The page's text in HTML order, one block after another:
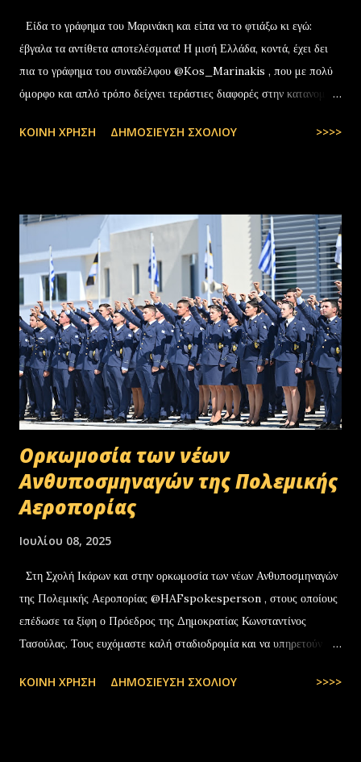
Είδα το γράφημα του Μαρινάκη και είπα να το φτιάξω κι εγώ:
έβγαλα τα αντίθετα αποτελέσματα! Η μισή Ελλάδα, κοντά, έχει δει
πια το γράφημα του συναδέλφου @Kos_Marinakis , που με πολύ
όμορφο και απλό τρόπο δείχνει τεράστιες διαφορές στην κατανομή
— Stefanos Tyros (@StefanosTyros) July 11, 2025
ΚΟΙΝΉ ΧΡΉΣΗ ΔΗΜΟΣΊΕΥΣΗ ΣΧΟΛΊΟΥ >>>>
Oρκωμοσία των νέων
Ανθυποσμηναγών της Πολεμικής
Αεροπορίας
Ιουλίου 08, 2025
Στη Σχολή Ικάρων και στην ορκωμοσία των νέων Ανθυποσμηναγών
της Πολεμικής Αεροπορίας @HAFspokesperson , στους οποίους
επέδωσε τα ξίφη ο Πρόεδρος της Δημοκρατίας Κωνσταντίνος
Τασούλας. Τους ευχόμαστε καλή σταδιοδρομία και να υπηρετούν με
pic.twitter.com/t6bNFBH5Ce — Nikos Dendias
ΚΟΙΝΉ ΧΡΉΣΗ ΔΗΜΟΣΊΕΥΣΗ ΣΧΟΛΊΟΥ >>>>